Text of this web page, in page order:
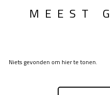
MEEST
Niets gevonden om hier te tonen.